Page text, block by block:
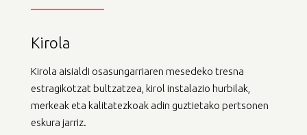
Kirola
Kirola aisialdi osasungarriaren mesedeko tresna
estragikotzat bultzatzea, kirol instalazio hurbilak,
merkeak eta kalitatezkoak adin guztietako pertsonen
eskura jarriz.